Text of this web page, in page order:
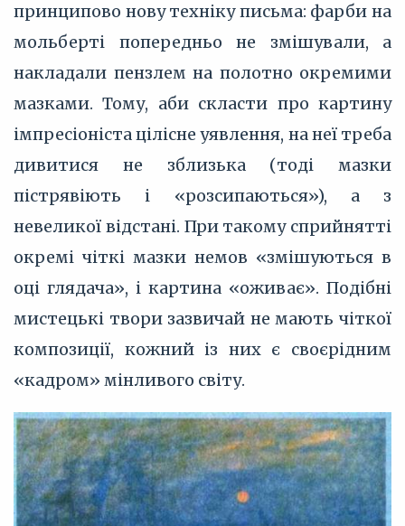
принципово нову техніку письма: фарби на
мольберті попередньо не змішували, а
накладали пензлем на полотно окремими
мазками. Тому, аби скласти про картину
імпресіоніста цілісне уявлення, на неї треба
дивитися не зблизька (тоді мазки
пістрявіють і «розсипаються»), а з
невеликої відстані. При такому сприйнятті
окремі чіткі мазки немов «змішуються в
оці глядача», і картина «оживає». Подібні
мистецькі твори зазвичай не мають чіткої
композиції, кожний із них є своєрідним
«кадром» мінливого світу.